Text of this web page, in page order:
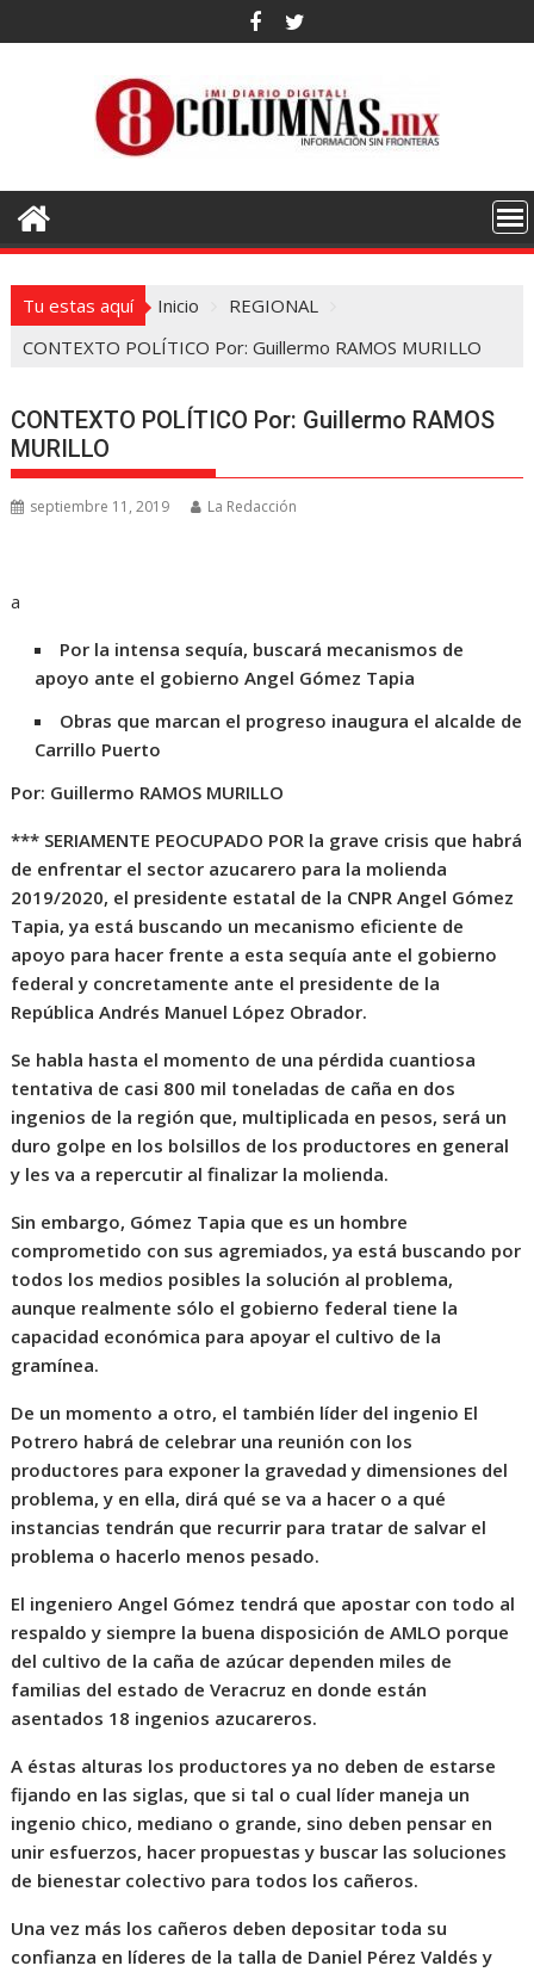
al
Tu estas aquí Inicio
REGIONAL
CONTEXTO POLÍTICO Por: Guillermo RAMOS MURILLO
CONTEXTO POLÍTICO Por: Guillermo RAMOS
MURILLO
septiembre 11, 2019 La Redacción
a
Por la intensa sequía, buscará mecanismos de
apoyo ante el gobierno Angel Gómez Tapia
Obras que marcan el progreso inaugura el alcalde de
Carrillo Puerto
Por: Guillermo RAMOS MURILLO
*** SERIAMENTE PEOCUPADO POR la grave crisis que habrá
de enfrentar el sector azucarero para la molienda
2019/2020, el presidente estatal de la CNPR Angel Gómez
Tapia, ya está buscando un mecanismo eficiente de
apoyo para hacer frente a esta sequía ante el gobierno
federal y concretamente ante el presidente de la
República Andrés Manuel López Obrador.
Se habla hasta el momento de una pérdida cuantiosa
tentativa de casi 800 mil toneladas de caña en dos
ingenios de la región que, multiplicada en pesos, será un
duro golpe en los bolsillos de los productores en general
y les va a repercutir al finalizar la molienda.
Sin embargo, Gómez Tapia que es un hombre
comprometido con sus agremiados, ya está buscando por
todos los medios posibles la solución al problema,
aunque realmente sólo el gobierno federal tiene la
capacidad económica para apoyar el cultivo de la
gramínea.
De un momento a otro, el también líder del ingenio El
Potrero habrá de celebrar una reunión con los
productores para exponer la gravedad y dimensiones del
problema, y en ella, dirá qué se va a hacer o a qué
instancias tendrán que recurrir para tratar de salvar el
problema o hacerlo menos pesado.
El ingeniero Angel Gómez tendrá que apostar con todo al
respaldo y siempre la buena disposición de AMLO porque
del cultivo de la caña de azúcar dependen miles de
familias del estado de Veracruz en donde están
asentados 18 ingenios azucareros.
A éstas alturas los productores ya no deben de estarse
fijando en las siglas, que si tal o cual líder maneja un
ingenio chico, mediano o grande, sino deben pensar en
unir esfuerzos, hacer propuestas y buscar las soluciones
de bienestar colectivo para todos los cañeros.
Una vez más los cañeros deben depositar toda su
confianza en líderes de la talla de Daniel Pérez Valdés y